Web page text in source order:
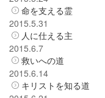
命を支える霊
2015.5.31
人に仕える主
2015.6.7
救いへの道
2015.6.14
キリストを知る道